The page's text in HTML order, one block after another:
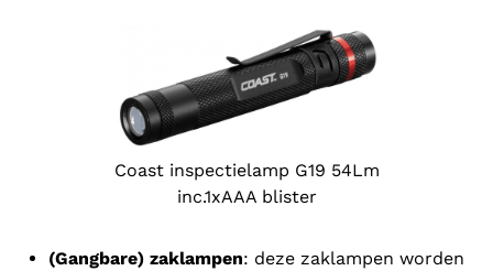
Coast inspectielamp G19 54Lm
inc.1xAAA blister
(Gangbare) zaklampen: deze zaklampen worden